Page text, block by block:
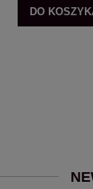
DO